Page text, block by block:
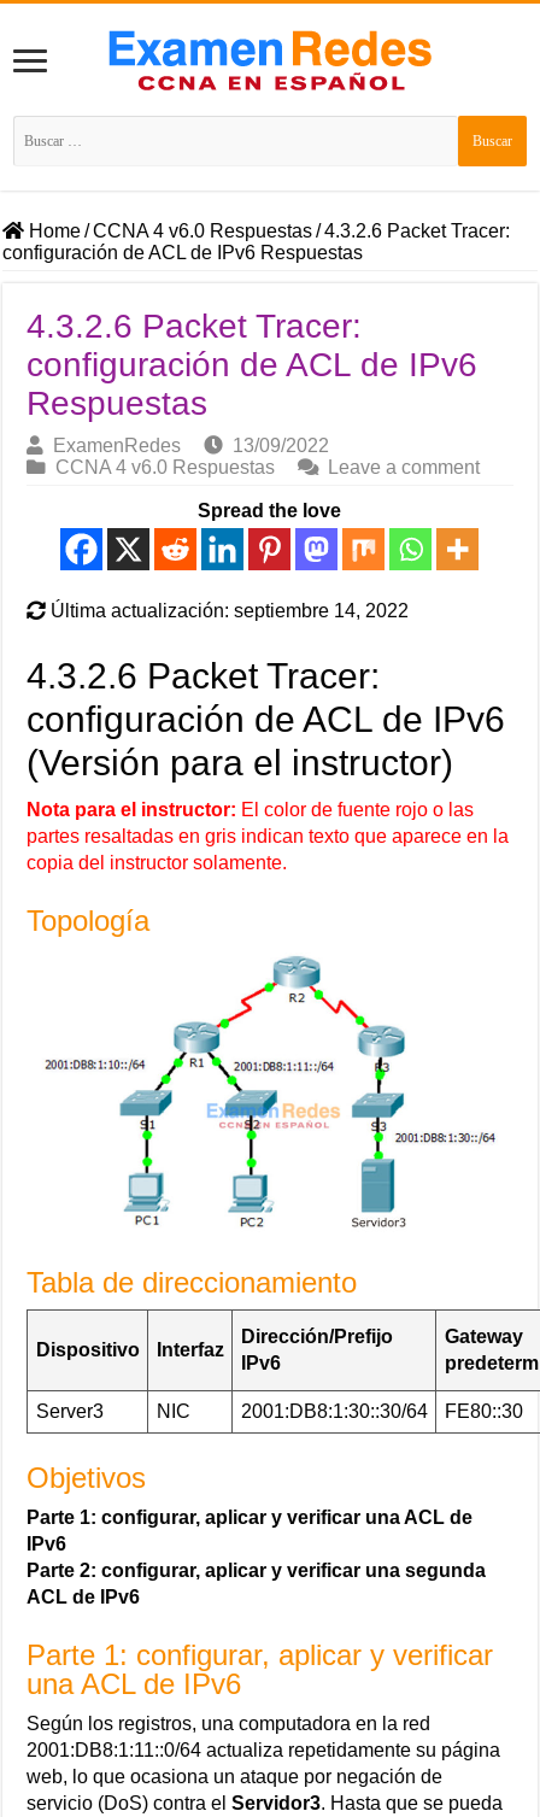
Buscar:
Home/CCNA 4 v6.0 Respuestas/4.3.2.6 Packet Tracer:
configuración de ACL de IPv6 Respuestas
4.3.2.6 Packet Tracer:
configuración de ACL de IPv6
Respuestas
ExamenRedes
13/09/2022
CCNA 4 v6.0 Respuestas
Leave a comment
Spread the love
Última actualización: septiembre 14, 2022
4.3.2.6 Packet Tracer:
configuración de ACL de IPv6
(Versión para el instructor)
Nota para el instructor: El color de fuente rojo o las
partes resaltadas en gris indican texto que aparece en la
copia del instructor solamente.
Topología
Tabla de direccionamiento
Dispositivo Interfaz
Dirección/Prefijo
IPv6
Gateway
Server3 NIC 2001:DB8:1:30::30/64 FE80::30
Objetivos
Parte 1: configurar, aplicar y verificar una ACL de
IPv6
Parte 2: configurar, aplicar y verificar una segunda
ACL de IPv6
Parte 1: configurar, aplicar y verificar
una ACL de IPv6
Según los registros, una computadora en la red
2001:DB8:1:11::0/64 actualiza repetidamente su página
web, lo que ocasiona un ataque por negación de
servicio (DoS) contra elServidor3. Hasta que se pueda